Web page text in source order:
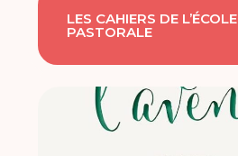
LES CAHIERS DE L’ÉCOLE
PASTORALE